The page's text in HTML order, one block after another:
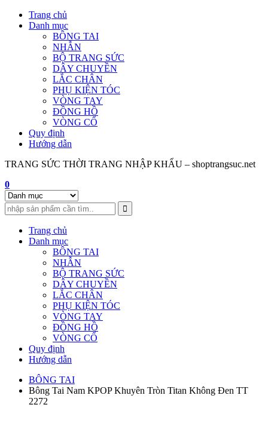
Skip
Trang chủ
Danh mục
BÔNG TAI
NHẪN
BỘ TRANG SỨC
DÂY CHUYỀN
LẮC CHÂN
PHỤ KIỆN TÓC
VÒNG TAY
ĐỒNG HỒ
VÒNG CỔ
Quy định
Hướng dẫn
TRANG SỨC THỜI TRANG NHẬP KHẨU – shoptrangsuc.net
0
Trang chủ
Danh mục
BÔNG TAI
NHẪN
BỘ TRANG SỨC
DÂY CHUYỀN
LẮC CHÂN
PHỤ KIỆN TÓC
VÒNG TAY
ĐỒNG HỒ
VÒNG CỔ
Quy định
Hướng dẫn
BÔNG TAI
Bông Tai Nam KPOP Khuyên Tròn Titan Không Đen TT
2272